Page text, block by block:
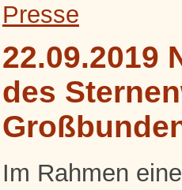
Presse
22.09.2019
des
Im Rahmen